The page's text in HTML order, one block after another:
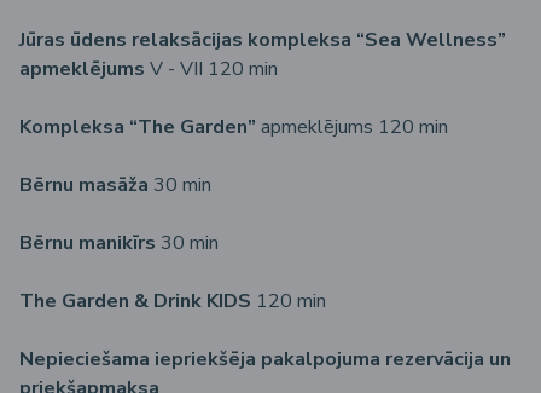
Jūras ūdens relaksācijas kompleksa “Sea Wellness”
apmeklējums V - VII 120 min
Kompleksa “The Garden” apmeklējums 120 min
Bērnu masāža 30 min
Bērnu manikīrs 30 min
The Garden & Drink KIDS 120 min
Nepieciešama iepriekšēja pakalpojuma rezervācija un
priekšapmaksa